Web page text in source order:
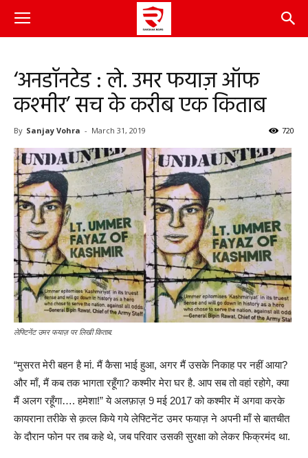
‘अनडॉनटेड : ले. उमर फयाज़ ऑफ
कश्मीर’ सच के करीब एक किताब
By Sanjay Vohra - March 31, 2019 720
लेफ्टिनेंट उमर फयाज़ पर लिखी किताब.
“मुसरत मेरी बहन है मां. मैं कैसा भाई हुआ, अगर मैं उसके निकाह पर नहीं आया?
और माँ, मैं कब तक भागता रहूँगा? कश्मीर मेरा घर है. आप सब तो वहां रहोगे, क्या
मैं अलग रहूँगा…. हमेशा!” ये अलफ़ाज़ 9 मई 2017 को कश्मीर में अगवा करके
कायराना तरीके से क़त्ल किये गये लेफ्टिनेंट उमर फयाज़ ने अपनी माँ से बातचीत
के दौरान फोन पर तब कहे थे, जब परिवार उसकी सुरक्षा को लेकर फिक्रमंद था.